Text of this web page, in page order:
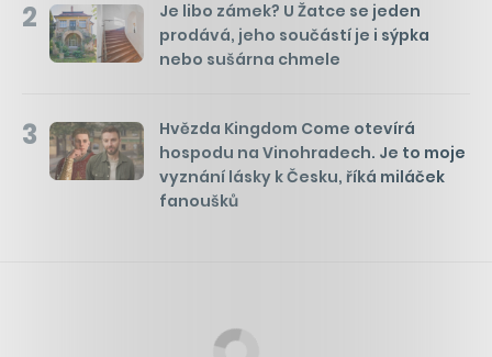
2
Je libo zámek? U Žatce se jeden
prodává, jeho součástí je i sýpka
nebo sušárna chmele
3
Hvězda Kingdom Come otevírá
hospodu na Vinohradech. Je to moje
vyznání lásky k Česku, říká miláček
fanoušků